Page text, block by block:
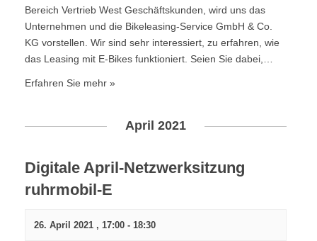
Bereich Vertrieb West Geschäftskunden, wird uns das
Unternehmen und die Bikeleasing-Service GmbH & Co.
KG vorstellen. Wir sind sehr interessiert, zu erfahren, wie
das Leasing mit E-Bikes funktioniert. Seien Sie dabei,…
Erfahren Sie mehr »
April 2021
Digitale April-Netzwerksitzung
ruhrmobil-E
26. April 2021 , 17:00 - 18:30